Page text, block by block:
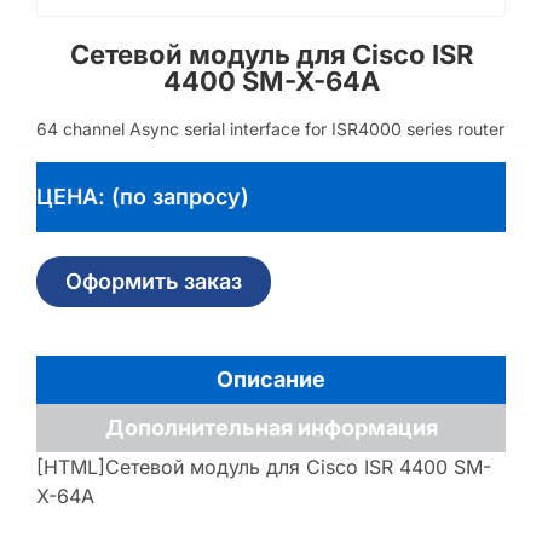
Сетевой модуль для Cisco ISR
4400 SM-X-64A
64 channel Async serial interface for ISR4000 series router
ЦЕНА: (по запросу)
Оформить заказ
Описание
Дополнительная информация
[HTML]Сетевой модуль для Cisco ISR 4400 SM-
X-64A